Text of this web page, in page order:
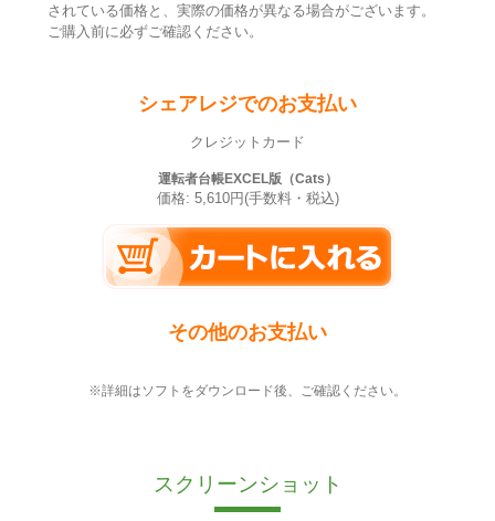
されている価格と、実際の価格が異なる場合がございます。
ご購入前に必ずご確認ください。
シェアレジでのお支払い
クレジットカード
運転者台帳EXCEL版（Cats）
価格: 5,610円(手数料・税込)
その他のお支払い
※詳細はソフトをダウンロード後、ご確認ください。
スクリーンショット